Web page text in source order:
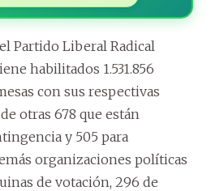
Partido Liberal Radical
habilitados 1.531.856
con sus respectivas
otras 678 que están
y 505 para
organizaciones políticas
de votación, 296 de